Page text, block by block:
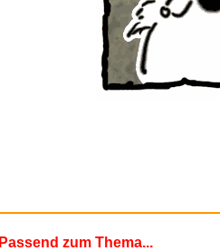
Passend zum Thema...